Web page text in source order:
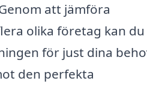
att jämföra
olika företag kan du
för just dina
den perfekta